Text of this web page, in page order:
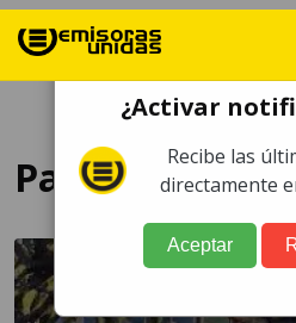
Palencia
¿Activar
Recibe las
directamente
Aceptar